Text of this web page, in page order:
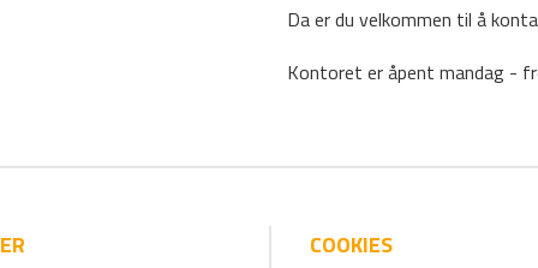
Da er du velkommen til å
Kontoret er åpent mandag -
COOKIES